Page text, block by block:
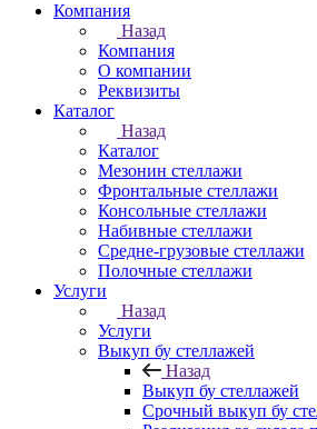
Компания
Назад
Компания
О компании
Реквизиты
Каталог
Назад
Каталог
Мезонин стеллажи
Фронтальные стеллажи
Консольные стеллажи
Набивные стеллажи
Средне-грузовые стеллажи
Полочные стеллажи
Услуги
Назад
Услуги
Выкуп бу стеллажей
Назад
Выкуп бу стеллажей
Срочный выкуп бу